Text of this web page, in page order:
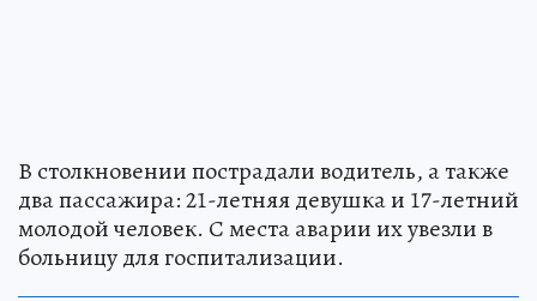
В столкновении пострадали водитель, а также
два пассажира: 21-летняя девушка и 17-летний
молодой человек. С места аварии их увезли в
больницу для госпитализации.